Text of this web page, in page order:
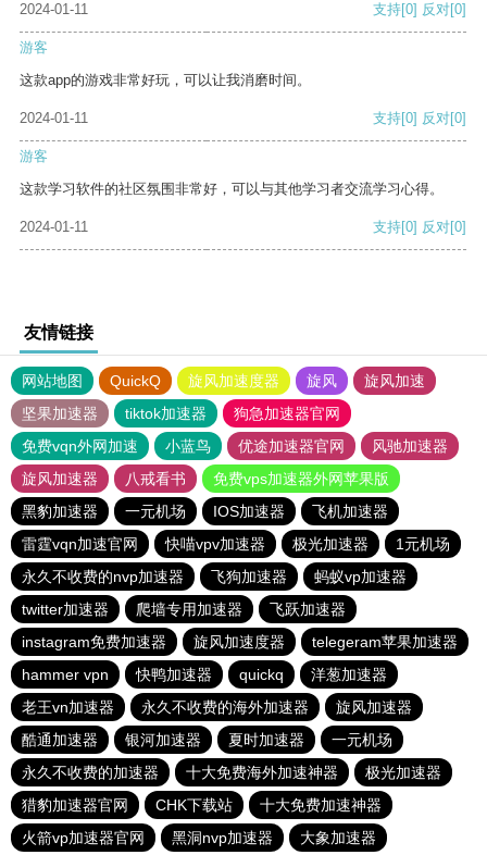
2024-01-11
支持[0] 反对[0]
游客
这款app的游戏非常好玩，可以让我消磨时间。
2024-01-11 支持[0] 反对[0]
游客
这款学习软件的社区氛围非常好，可以与其他学习者交流学习心得。
2024-01-11 支持[0] 反对[0]
友情链接
网站地图 QuickQ 旋风加速度器 旋风
旋风加速
坚果加速器
tiktok加速器
狗急加速器官网
免费vqn外网加速
小蓝鸟 优途加速器官网
风驰加速器
旋风加速器
八戒看书
免费vps加速器外网苹果版
黑豹加速器
一元机场 IOS加速器
飞机加速器
雷霆vqn加速官网
快喵vpv加速器 极光加速器
1元机场
永久不收费的nvp加速器
飞狗加速器
蚂蚁vp加速器
twitter加速器
爬墙专用加速器
飞跃加速器
instagram免费加速器
旋风加速度器
telegeram苹果加速器
hammer vpn
快鸭加速器 quickq
洋葱加速器
老王vn加速器
永久不收费的海外加速器
旋风加速器
酷通加速器
银河加速器 夏时加速器
一元机场
永久不收费的加速器
十大免费海外加速神器
极光加速器
猎豹加速器官网
CHK下载站
十大免费加速神器
火箭vp加速器官网
黑洞nvp加速器 大象加速器